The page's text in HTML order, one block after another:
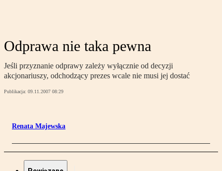
Odprawa nie taka pewna
Jeśli przyznanie odprawy zależy wyłącznie od decyzji
akcjonariuszy, odchodzący prezes wcale nie musi jej dostać
Publikacja: 09.11.2007 08:29
Renata Majewska